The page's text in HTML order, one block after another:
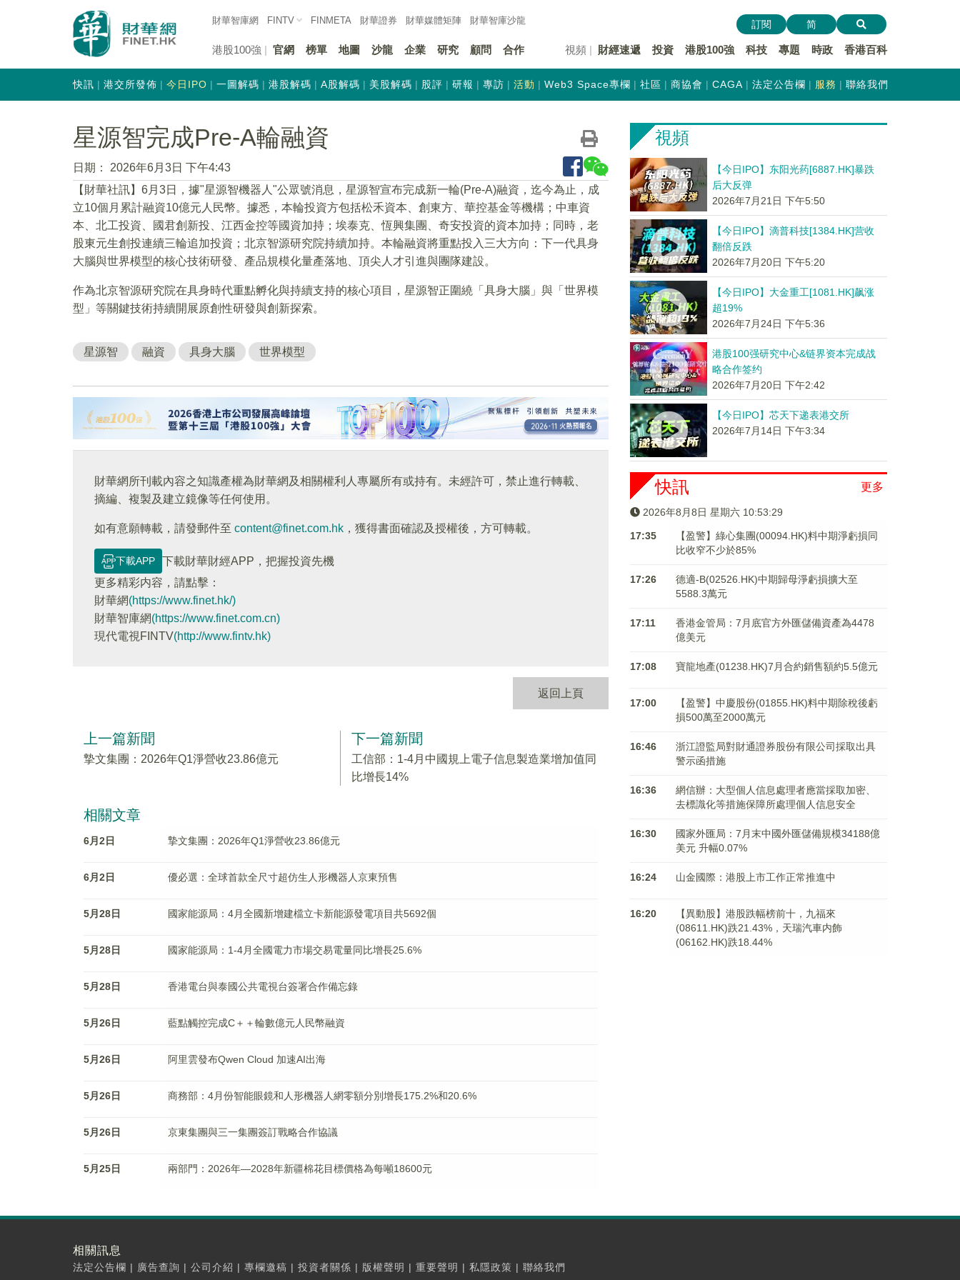
財華智庫網 FINTV FINMETA 財華證券 財華媒體矩陣 財華智庫沙龍
港股100強 官網 榜單 地圖 沙龍 企業 研究 顧問 合作 視頻 財經速遞 投資 港股100強 科技 專題 時政 香港百科
訂閱 简
快訊 港交所發佈 今日IPO 一圖解碼 港股解碼 A股解碼 美股解碼 股評 研報 專訪 活動 Web3 Space專欄 社區 商協會 CAGA 法定公告欄 服務 聯絡我們
星源智完成Pre-A輪融資
日期：
2026年6月3日 下午4:43
【財華社訊】6月3日，據"星源智機器人"公眾號消息，星源智宣布完成新一輪(Pre-A)融資，迄今為止，成
立10個月累計融資10億元人民幣。據悉，本輪投資方包括松禾資本、創東方、華控基金等機構；中車資
本、北工投資、國君創新投、江西金控等國資加持；埃泰克、恆興集團、奇安投資的資本加持；同時，老
股東元生創投連續三輪追加投資；北京智源研究院持續加持。本輪融資將重點投入三大方向：下一代具身
大腦與世界模型的核心技術研發、產品規模化量產落地、頂尖人才引進與團隊建設。
作為北京智源研究院在具身時代重點孵化與持續支持的核心項目，星源智正圍繞「具身大腦」與「世界模
型」等關鍵技術持續開展原創性研發與創新探索。
星源智 融資 具身大腦 世界模型
財華網所刊載內容之知識產權為財華網及相關權利人專屬所有或持有。未經許可，禁止進行轉載、
摘編、複製及建立鏡像等任何使用。
如有意願轉載，請發郵件至 content@finet.com.hk ，獲得書面確認及授權後，方可轉載。
下載APP
下載財華財經APP，把握投資先機
更多精彩内容，請點擊：
財華網(https://www.finet.hk/)
財華智庫網(https://www.finet.com.cn)
現代電視FINTV(http://www.fintv.hk)
返回上頁
上一篇新聞
摯文集團：2026年Q1淨營收23.86億元
下一篇新聞
工信部：1-4月中國規上電子信息製造業增加值同
比增長14%
相關文章
6月2日 摯文集團：2026年Q1淨營收23.86億元
6月2日 優必選：全球首款全尺寸超仿生人形機器人京東預售
5月28日 國家能源局：4月全國新增建檔立卡新能源發電項目共5692個
5月28日 國家能源局：1-4月全國電力市場交易電量同比增長25.6%
5月28日 香港電台與泰國公共電視台簽署合作備忘錄
5月26日 藍點觸控完成C＋＋輪數億元人民幣融資
5月26日 阿里雲發布Qwen Cloud 加速AI出海
5月26日 商務部：4月份智能眼鏡和人形機器人網零額分別增長175.2%和20.6%
5月26日 京東集團與三一集團簽訂戰略合作協議
5月25日 兩部門：2026年—2028年新疆棉花目標價格為每噸18600元
視頻
【今日IPO】东阳光药[6887.HK]暴跌
后大反弹
2026年7月21日 下午5:50
【今日IPO】滴普科技[1384.HK]营收
翻倍反跌
2026年7月20日 下午5:20
【今日IPO】大金重工[1081.HK]飙涨
超19%
2026年7月24日 下午5:36
港股100强研究中心&链界资本完成战
略合作签约
2026年7月20日 下午2:42
【今日IPO】芯天下递表港交所
2026年7月14日 下午3:34
更多
快訊
2026年8月8日 星期六 10:53:30
17:35
【盈警】綠心集團(00094.HK)料中期淨虧損同
比收窄不少於85%
17:26
德適-B(02526.HK)中期歸母淨虧損擴大至
5588.3萬元
17:11
香港金管局：7月底官方外匯儲備資產為4478
億美元
17:08 寶龍地產(01238.HK)7月合約銷售額約5.5億元
17:00
【盈警】中慶股份(01855.HK)料中期除稅後虧
損500萬至2000萬元
16:46
浙江證監局對財通證券股份有限公司採取出具
警示函措施
16:36
網信辦：大型個人信息處理者應當採取加密、
去標識化等措施保障所處理個人信息安全
16:30
國家外匯局：7月末中國外匯儲備規模34188億
美元 升幅0.07%
16:24 山金國際：港股上市工作正常推進中
16:20
【異動股】港股跌幅榜前十，九福來
(08611.HK)跌21.43%，天瑞汽車内飾
(06162.HK)跌18.44%
相關訊息
法定公告欄 | 廣告查詢 | 公司介紹 | 專欄邀稿 | 投資者關係 | 版權聲明 | 重要聲明 | 私隱政策 | 聯絡我們